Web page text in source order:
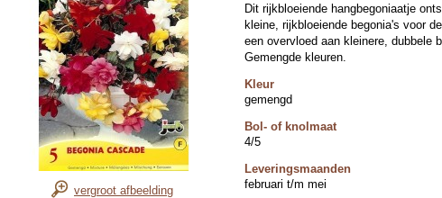
vergroot afbeelding
Dit rijkbloeiende hangbegoniaatje
kleine, rijkbloeiende begonia's voor
een overvloed aan kleinere, dubbele
Gemengde kleuren.
Kleur
gemengd
Bol- of knolmaat
4/5
Leveringsmaanden
februari t/m mei